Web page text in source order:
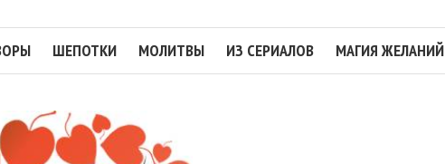
ШЕПОТКИ МОЛИТВЫ ИЗ СЕРИАЛОВ МАГИЯ ЖЕЛАНИЙ